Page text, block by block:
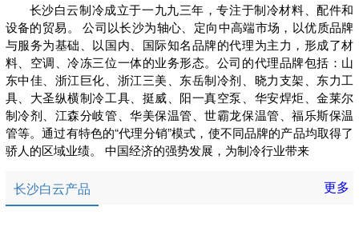
长沙白云制冷成立于一九九三年，专注于制冷材料、配件和
设备的贸易。 公司以长沙为轴心、定向中高端市场，以优质品牌
与服务为基础、以国内、国际知名品牌的代理为主力，形成了材
料、空调、冷冻三位一体的业务形态。公司的代理品牌包括：山
东中佳、浙江巨化、浙江三美、东岳制冷剂、晓力支架、东力工
具、大圣纵横制冷工具、挺威、阳一真空泵、华安焊炬、金莱尔
制冷剂、江森分岐管、华美保温管、世霸龙保温管、福乐斯保温
管等。通过有特色的“代理分销”模式，使不同品牌的产品均取得了
骄人的区域业绩。 中国经济的强势发展，为制冷行业带来
长沙白云产品 更多